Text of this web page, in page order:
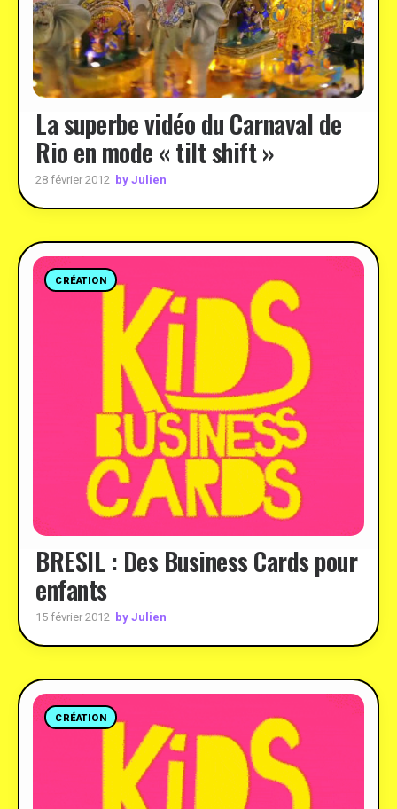
La superbe vidéo du Carnaval de
Rio en mode « tilt shift »
28 février 2012 by Julien
CRÉATION
BRESIL : Des Business Cards pour
enfants
15 février 2012 by Julien
CRÉATION